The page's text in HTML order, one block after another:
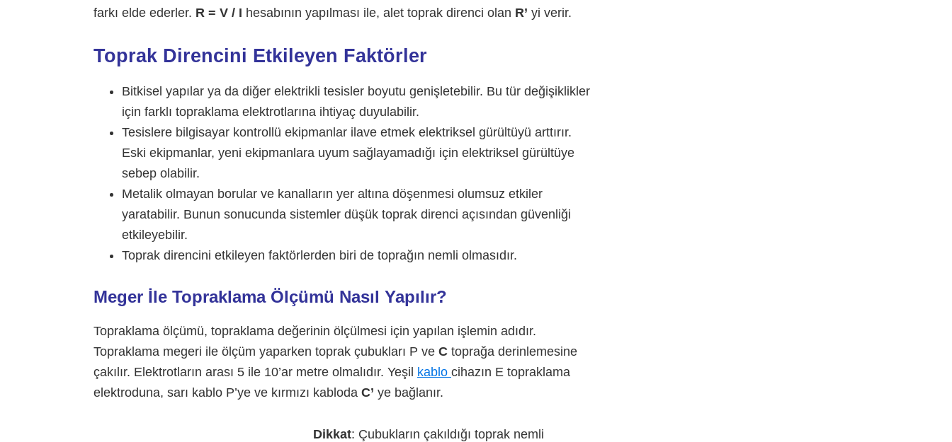
farkı elde ederler. R = V / I hesabının yapılması ile, alet toprak direnci olan R’ yi verir.
Toprak Direncini Etkileyen Faktörler
Bitkisel yapılar ya da diğer elektrikli tesisler boyutu genişletebilir. Bu tür değişiklikler
için farklı topraklama elektrotlarına ihtiyaç duyulabilir.
Tesislere bilgisayar kontrollü ekipmanlar ilave etmek elektriksel gürültüyü arttırır.
Eski ekipmanlar, yeni ekipmanlara uyum sağlayamadığı için elektriksel gürültüye
sebep olabilir.
Metalik olmayan borular ve kanalların yer altına döşenmesi olumsuz etkiler
yaratabilir. Bunun sonucunda sistemler düşük toprak direnci açısından güvenliği
etkileyebilir.
Toprak direncini etkileyen faktörlerden biri de toprağın nemli olmasıdır.
Meger İle Topraklama Ölçümü Nasıl Yapılır?
Topraklama ölçümü, topraklama değerinin ölçülmesi için yapılan işlemin adıdır.
Topraklama megeri ile ölçüm yaparken toprak çubukları P ve C toprağa derinlemesine
çakılır. Elektrotların arası 5 ile 10’ar metre olmalıdır. Yeşil kablo cihazın E topraklama
elektroduna, sarı kablo P’ye ve kırmızı kabloda C’ ye bağlanır.
Dikkat: Çubukların çakıldığı toprak nemli